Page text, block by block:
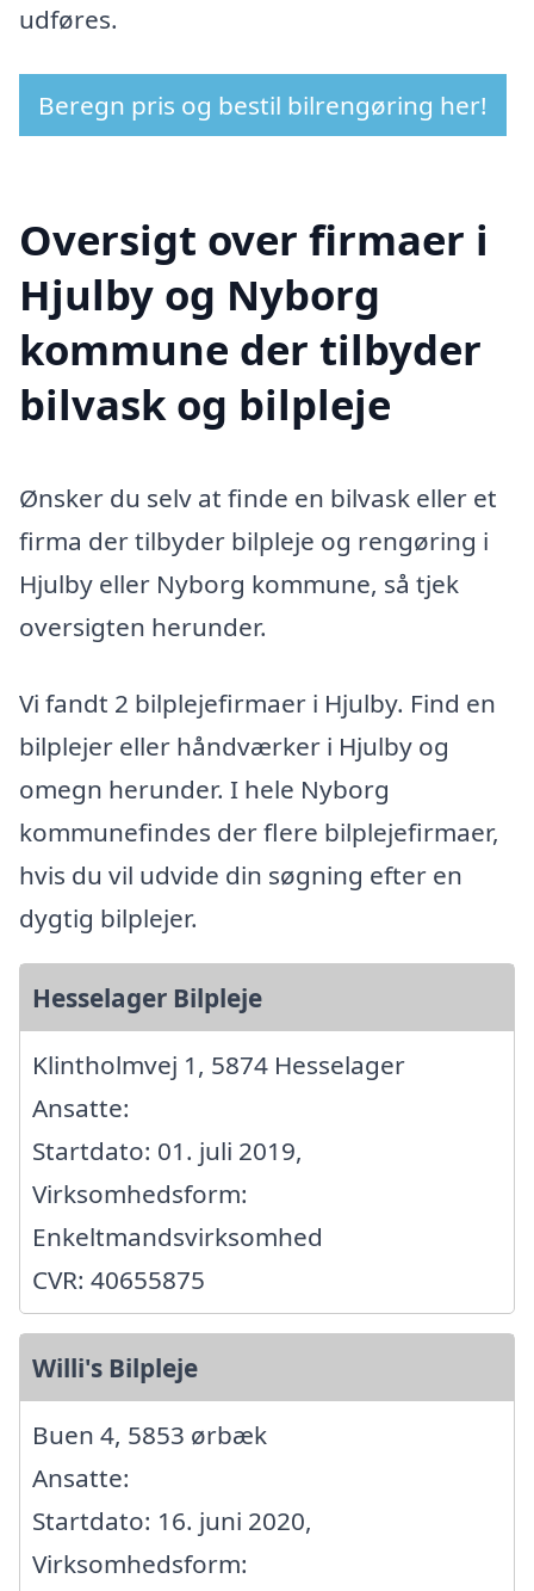
udføres.
Beregn pris og bestil bilrengøring her!
Oversigt over firmaer i
Hjulby og Nyborg
kommune der tilbyder
bilvask og bilpleje
Ønsker du selv at finde en bilvask eller et
firma der tilbyder bilpleje og rengøring i
Hjulby eller Nyborg kommune, så tjek
oversigten herunder.
Vi fandt 2 bilplejefirmaer i Hjulby. Find en
bilplejer eller håndværker i Hjulby og
omegn herunder. I hele Nyborg
kommunefindes der flere bilplejefirmaer,
hvis du vil udvide din søgning efter en
dygtig bilplejer.
Hesselager Bilpleje
Klintholmvej 1, 5874 Hesselager
Ansatte:
Startdato: 01. juli 2019,
Virksomhedsform:
Enkeltmandsvirksomhed
CVR: 40655875
Willi's Bilpleje
Buen 4, 5853 ørbæk
Ansatte:
Startdato: 16. juni 2020,
Virksomhedsform: